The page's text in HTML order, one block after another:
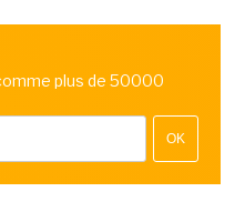
plus de 50000
OK